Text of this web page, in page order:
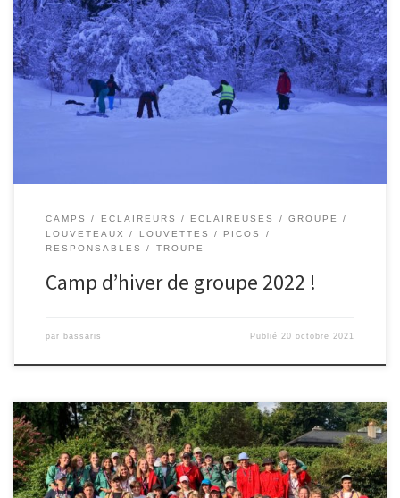
CAMPS ECLAIREURS ECLAIREUSES
GROUPE
LOUVETEAUX
LOUVETTES
PICOS
RESPONSABLES
TROUPE
Camp d’hiver de groupe 2022 !
par bassaris Publié 20 octobre 2021